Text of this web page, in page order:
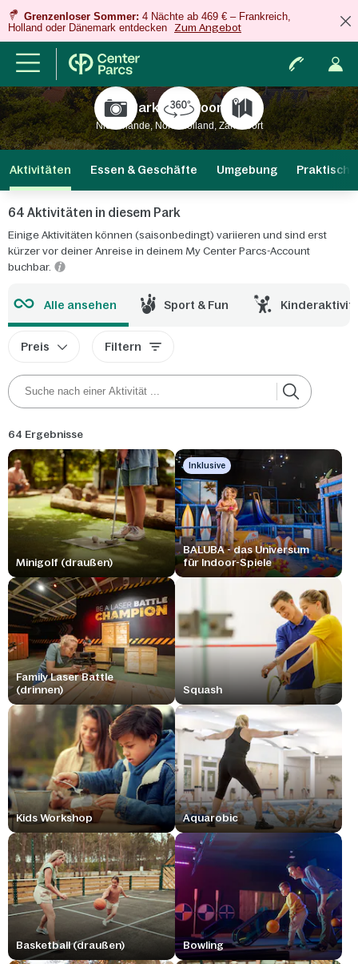
Grenzenloser Sommer: 4 Nächte ab 469 € – Frankreich,
Holland oder Dänemark entdecken
Zum Angebot
Park Zandvoort
Niederlande, Nord-Holland, Zandvoort
Aktivitäten Essen & Geschäfte Umgebung
64 Aktivitäten in diesem Park
Einige Aktivitäten können (saisonbedingt) variieren und sind erst
kürzer vor deiner Anreise in deinem My Center Parcs-Account
buchbar.
Alle ansehen Sport & Fun
Preis Filtern
64 Ergebnisse
Minigolf (draußen)
Inklusive
BALUBA - das Universum
für Indoor-Spiele
Family Laser Battle
(drinnen)
Squash
Kids Workshop Aquarobic
Basketball (draußen) Bowling